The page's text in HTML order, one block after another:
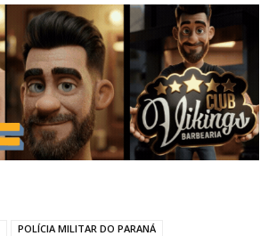
POLÍCIA MILITAR DO PARANÁ